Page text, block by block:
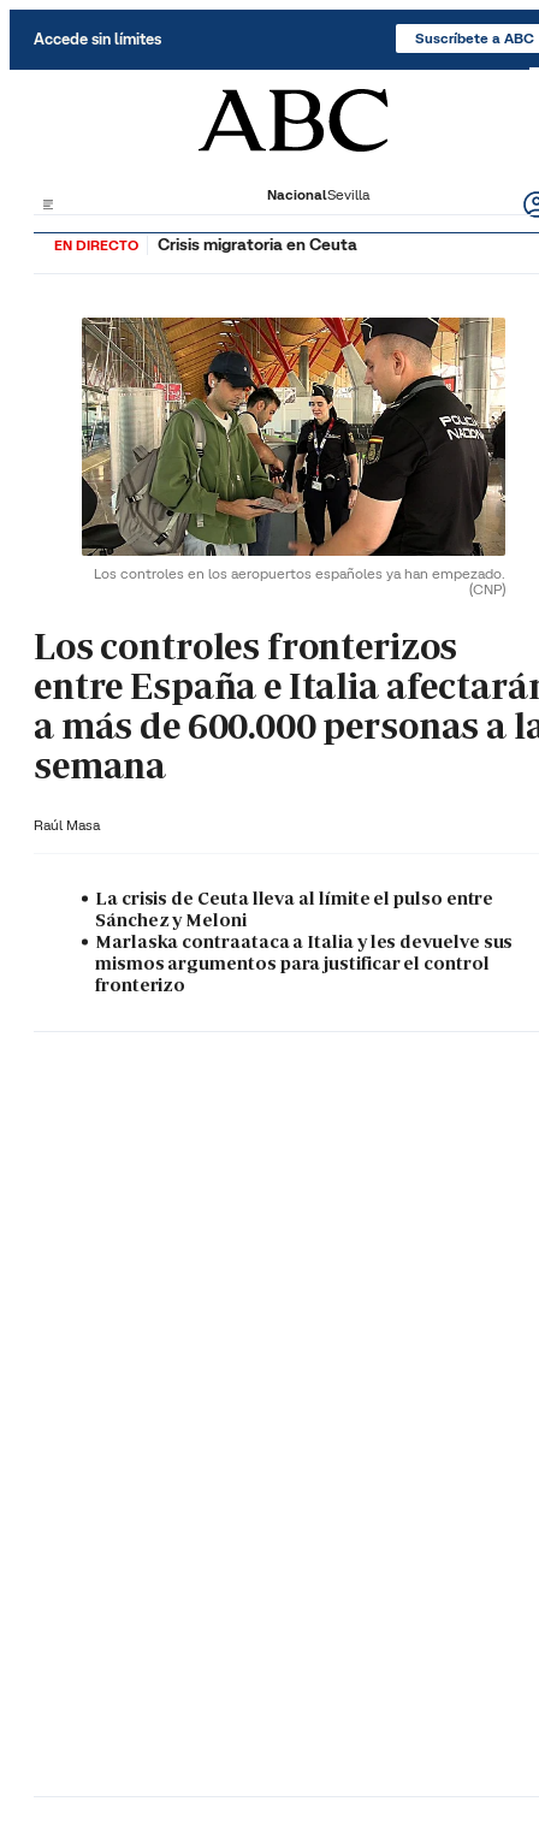
Accede sin límites Suscríbete a ABC
NacionalSevilla
EN DIRECTO Crisis migratoria en Ceuta
Los controles en los aeropuertos españoles ya han empezado.
(CNP)
Los controles fronterizos
entre España e Italia
a más de 600.000 personas a
semana
Raúl Masa
La crisis de Ceuta lleva al límite el pulso entre
Sánchez y Meloni
Marlaska contraataca a Italia y les devuelve sus
mismos argumentos para justificar el control
fronterizo